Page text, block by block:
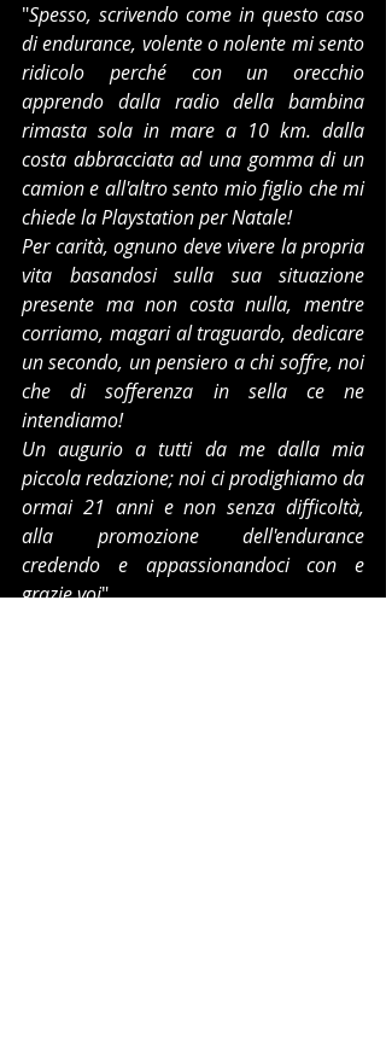
"Spesso, scrivendo come in questo caso
di endurance, volente o nolente mi sento
ridicolo perché con un orecchio
apprendo dalla radio della bambina
rimasta sola in mare a 10 km. dalla
costa abbracciata ad una gomma di un
camion e all'altro sento mio figlio che mi
chiede la Playstation per Natale!
Per carità, ognuno deve vivere la propria
vita basandosi sulla sua situazione
presente ma non costa nulla, mentre
corriamo, magari al traguardo, dedicare
un secondo, un pensiero a chi soffre, noi
che di sofferenza in sella ce ne
intendiamo!
Un augurio a tutti da me dalla mia
piccola redazione; noi ci prodighiamo da
ormai 21 anni e non senza difficoltà,
alla promozione dell'endurance
credendo e appassionandoci con e
grazie voi".